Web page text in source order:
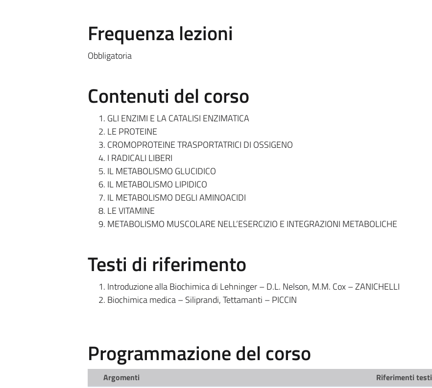
Frequenza lezioni
Obbligatoria
Contenuti del corso
GLI ENZIMI E LA CATALISI ENZIMATICA
LE PROTEINE
CROMOPROTEINE TRASPORTATRICI DI OSSIGENO
I RADICALI LIBERI
IL METABOLISMO GLUCIDICO
IL METABOLISMO LIPIDICO
IL METABOLISMO DEGLI AMINOACIDI
LE VITAMINE
METABOLISMO MUSCOLARE NELL’ESERCIZIO E INTEGRAZIONI METABOLICHE
Testi di riferimento
Introduzione alla Biochimica di Lehninger – D.L. Nelson, M.M. Cox – ZANICHELLI
Biochimica medica – Siliprandi, Tettamanti – PICCIN
Programmazione del corso
Argomenti
Riferimenti testi